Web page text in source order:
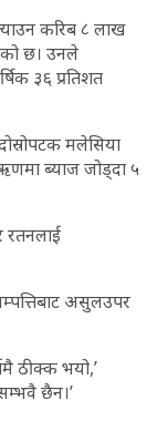
करिब ८ लाख
छ। उनले
३६ प्रतिशत
मलेसिया
ब्याज जोड्दा ५
रतनलाई
असुलउपर
ठीक्क भयो,’
छैन।’